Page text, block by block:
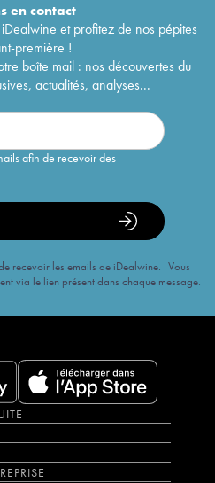
encontact
et profitez de nos pépites
première !
boîte mail : nos découvertes du
actualités, analyses...
afin de recevoir des
recevoir les emails de iDealwine. Vous
via le lien présent dans chaque message.